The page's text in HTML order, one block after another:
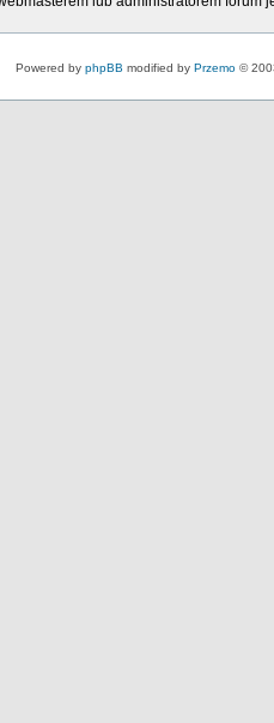
Powered by phpBB modified by Przemo ©